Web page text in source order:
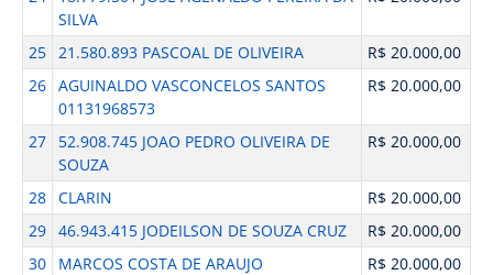
SILVA
25 21.580.893 PASCOAL DE OLIVEIRA
R$ 20.000,00
26 AGUINALDO VASCONCELOS SANTOS
01131968573
R$ 20.000,00
27
52.908.745 JOAO PEDRO OLIVEIRA DE
SOUZA
R$ 20.000,00
28 CLARIN
R$ 20.000,00
29 46.943.415 JODEILSON DE SOUZA CRUZ
R$ 20.000,00
30
MARCOS COSTA DE ARAUJO
R$ 20.000,00